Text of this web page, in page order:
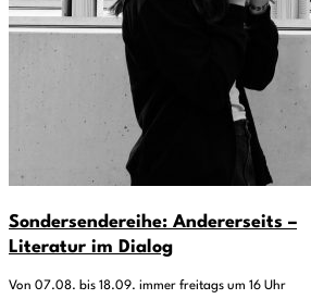
Sondersendereihe: Andererseits –
Literatur im Dialog
Von 07.08. bis 18.09. immer freitags um 16 Uhr